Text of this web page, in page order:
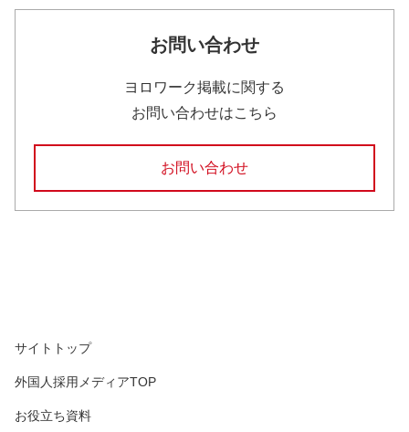
お問い合わせ
ヨロワーク掲載に関する
お問い合わせはこちら
お問い合わせ
サイトトップ
外国人採用メディアTOP
お役立ち資料